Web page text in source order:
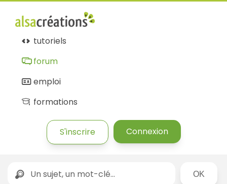
tutoriels
forum
emploi
formations
S'inscrire Connexion
Rechercher